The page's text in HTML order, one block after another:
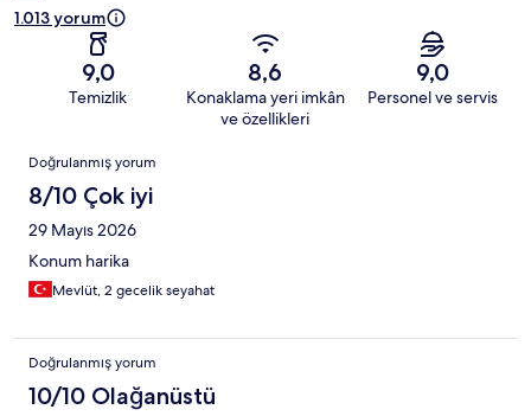
1.013 yorum
9,0
Temizlik
8,6
Konaklama yeri imkân
ve özellikleri
9,0
Personel ve servis
Yorumlar
Doğrulanmış yorum
8/10 Çok iyi
29 Mayıs 2026
Konum harika
Mevlüt, 2 gecelik seyahat
Doğrulanmış yorum
10/10 Olağanüstü